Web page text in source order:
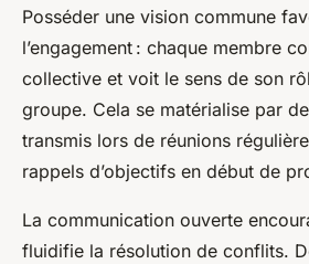
Posséder une vision commune
l’engagement : chaque membre
collective et voit le sens de son
groupe. Cela se matérialise par
transmis lors de réunions
rappels d’objectifs en début de
La communication ouverte
fluidifie la résolution de conflits.